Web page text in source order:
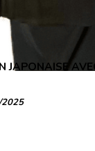
JAPONAISE